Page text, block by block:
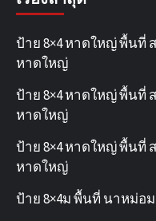
ป้าย 8×4 หาดใหญ่ พื้นที่
หาดใหญ่
ป้าย 8×4 หาดใหญ่ พื้นที่
หาดใหญ่
ป้าย 8×4 หาดใหญ่ พื้นที่
หาดใหญ่
ป้าย 8×4ม พื้นที่ นาหม่อ